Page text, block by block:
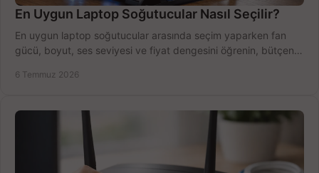
En Uygun Laptop Soğutucular Nasıl Seçilir?
En uygun laptop soğutucular arasında seçim yaparken fan
gücü, boyut, ses seviyesi ve fiyat dengesini öğrenin, bütçenizi
6 Temmuz 2026